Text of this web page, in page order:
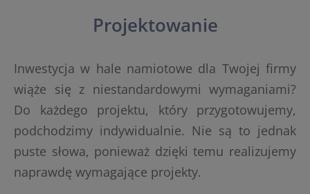
Projektowanie
Inwestycja w hale namiotowe dla Twojej firmy
wiąże się z niestandardowymi wymaganiami?
Do każdego projektu, który przygotowujemy,
podchodzimy indywidualnie. Nie są to jednak
puste słowa, ponieważ dzięki temu realizujemy
naprawdę wymagające projekty.